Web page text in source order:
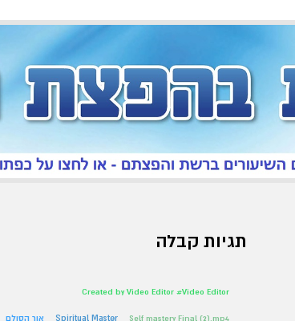
תגיות קבלה
Created by Video Editor #Video Editor
Self mastery Final (2).mp4
Spiritual Master אור הסולם